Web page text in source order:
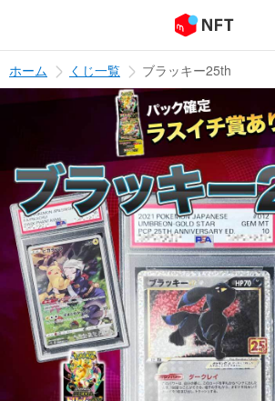
ホーム くじ一覧 ブラッキー25th